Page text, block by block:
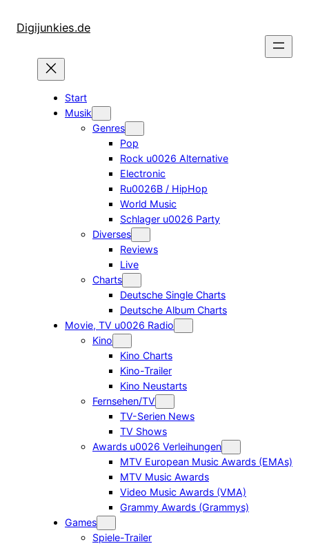
InhaltDigijunkies.de
Start
Musik
Genres
Pop
Rock u0026 Alternative
Electronic
Ru0026B / HipHop
World Music
Schlager u0026 Party
Diverses
Reviews
Live
Charts
Deutsche Single Charts
Deutsche Album Charts
Movie, TV u0026 Radio
Kino
Kino Charts
Kino-Trailer
Kino Neustarts
Fernsehen/TV
TV-Serien News
TV Shows
Awards u0026 Verleihungen
MTV European Music Awards (EMAs)
MTV Music Awards
Video Music Awards (VMA)
Grammy Awards (Grammys)
Games
Spiele-Trailer